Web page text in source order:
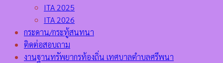
ITA 2025
ITA 2026
กระดาน/กระทู้สนทนา
ติดต่อสอบถาม
งานฐานทรัพยากรท้องถิ่น เทศบาลตำบลศรีพนา